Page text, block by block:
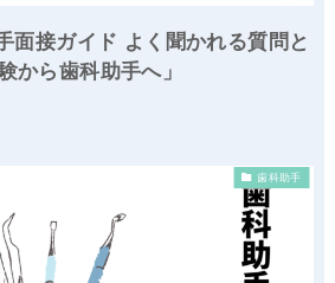
面接ガイド よく聞かれる質問と
から歯科助手へ」
歯科助手